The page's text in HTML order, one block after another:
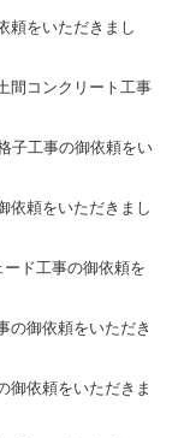
頼をいただきまし
コンクリート 工事
子工事の御依頼をい
依頼をいただきまし
ド工事の御依頼を
の御依頼をいただき
御依頼をいただきま